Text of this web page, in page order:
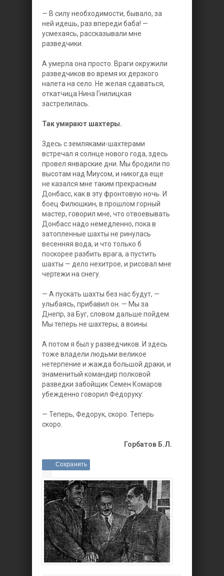
— В силу необходимости, бывало, за
ней идешь, раз впереди баба! —
усмехаясь, рассказывали мне
разведчики.
А умерла она просто. Враги окружили
разведчиков во время их дерзкого
налета на село. Не желая сдаваться,
откатчица Нина Гнилицкая
застрелилась.
Так умирают шахтеры.
Здесь с земляками-шахтерами
встречал я солнце нового года, здесь
провел январские дни. Мы бродили по
высотам над Миусом, и никогда еще
не казался мне таким прекрасным
Донбасс, как в эту фронтовую ночь. И
боец Филюшкин, в прошлом горный
мастер, говорил мне, что отвоевывать
Донбасс надо немедленно, пока в
затопленные шахты не ринулась
весенняя вода, и что только б
поскорее разбить врага, а пустить
шахты — дело нехитрое, и рисовал мне
чертежи на снегу.
— А пускать шахты без нас будут, —
улыбаясь, прибавил он. — Мы за
Днепр, за Буг, словом дальше пойдем.
Мы теперь не шахтеры, а воины.
А потом я был у разведчиков. И здесь
тоже владели людьми великое
нетерпение и жажда большой драки, и
знаменитый командир полковой
разведки забойщик Семен Комаров
убежденно говорил Федоруку:
— Теперь, Федорук, скоро. Теперь
скоро.
Горбатов Б.Л.
Сохранить